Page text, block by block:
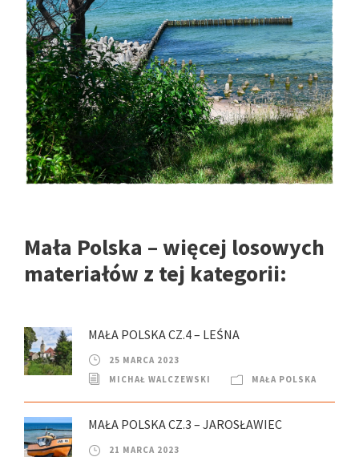
Mała Polska – więcej losowych
materiałów z tej kategorii:
MAŁA POLSKA CZ.4 – LEŚNA
25 MARCA 2023
MICHAŁ WALCZEWSKI
MAŁA POLSKA
MAŁA POLSKA CZ.3 – JAROSŁAWIEC
21 MARCA 2023